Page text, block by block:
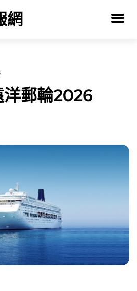
網
洋郵輪2026